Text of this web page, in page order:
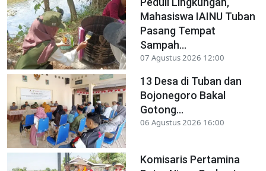
Mahasiswa IAINU Tuban
Pasang Tempat
Sampah...
07 Agustus 2026 12:00
13 Desa di Tuban dan
Bojonegoro Bakal
Gotong...
06 Agustus 2026 16:00
Komisaris Pertamina